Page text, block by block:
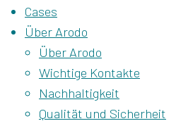
Cases
Über Arodo
Über Arodo
Wichtige Kontakte
Nachhaltigkeit
Qualität und Sicherheit